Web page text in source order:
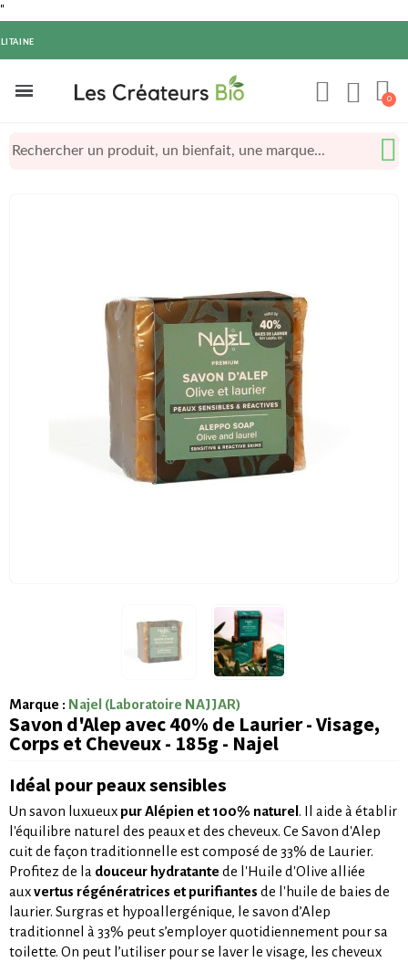
"
Marque : Najel (Laboratoire NAJJAR)
Savon d'Alep avec 40% de Laurier - Visage,
Corps et Cheveux - 185g - Najel
Idéal pour peaux sensibles
Un savon luxueux pur Alépien et 100% naturel. Il aide à établir
l'équilibre naturel des peaux et des cheveux. Ce Savon d'Alep
cuit de façon traditionnelle est composé de 33% de Laurier.
Profitez de la douceur hydratante de l'Huile d'Olive alliée
auxvertus régénératrices et purifiantes de l'huile de baies de
laurier. Surgras et hypoallergénique, le savon d’Alep
traditionnel à 33% peut s’employer quotidiennement pour sa
toilette. On peut l’utiliser pour se laver le visage, les cheveux